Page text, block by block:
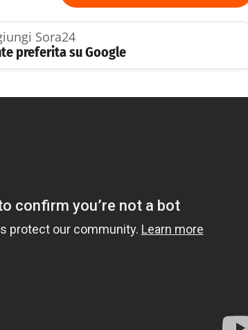
Sora24
preferita su Google